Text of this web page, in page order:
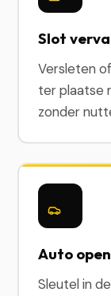
Slot
Versleten
ter plaatse
zonder
Auto
Sleutel in